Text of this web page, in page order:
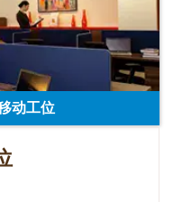
动工位